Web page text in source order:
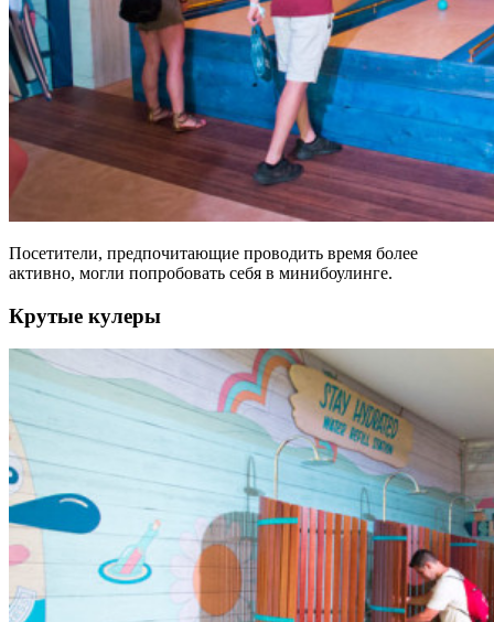
Посетители, предпочитающие проводить время более
активно, могли попробовать себя в минибоулинге.
Крутые кулеры